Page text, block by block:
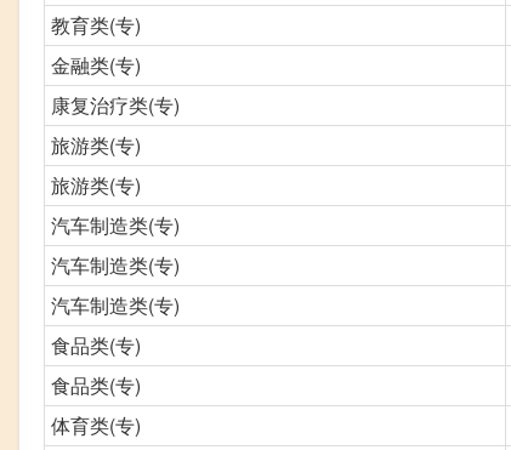
教育类(专)
金融类(专)
康复治疗类(专)
旅游类(专)
旅游类(专)
汽车制造类(专)
汽车制造类(专)
汽车制造类(专)
食品类(专)
食品类(专)
体育类(专)